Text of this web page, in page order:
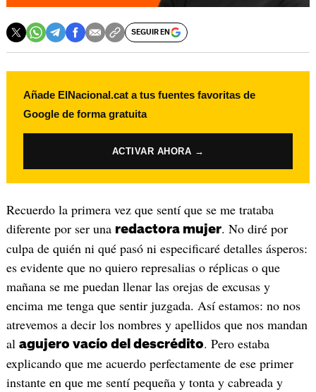
SEGUIR EN
Añade ElNacional.cat a tus fuentes favoritas de
Google de forma gratuita
ACTIVAR AHORA →
Recuerdo la primera vez que sentí que se me trataba
diferente por ser una redactora mujer. No diré por
culpa de quién ni qué pasó ni especificaré detalles ásperos:
es evidente que no quiero represalias o réplicas o que
mañana se me puedan llenar las orejas de excusas y
encima me tenga que sentir juzgada. Así estamos: no nos
atrevemos a decir los nombres y apellidos que nos mandan
al agujero vacío del descrédito. Pero estaba
explicando que me acuerdo perfectamente de ese primer
instante en que me sentí pequeña y tonta y cabreada y